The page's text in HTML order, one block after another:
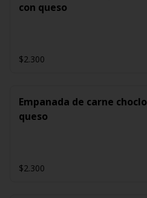
con queso
$2.300
Empanada de carne choclo
queso
$2.300